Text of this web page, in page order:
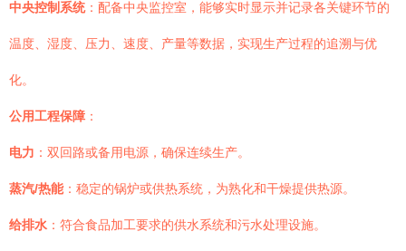
中央控制系统：配备中央监控室，能够实时显示并记录各关键环节的
温度、湿度、压力、速度、产量等数据，实现生产过程的追溯与优
化。
公用工程保障 ：
电力 ：双回路或备用电源，确保连续生产。
蒸汽/热能：稳定的锅炉或供热系统，为熟化和干燥提供热源。
给排水 ：符合食品加工要求的供水系统和污水处理设施。